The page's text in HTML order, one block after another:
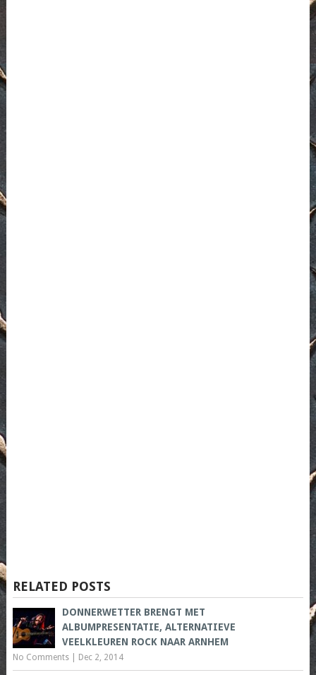
RELATED POSTS
DONNERWETTER BRENGT MET
ALBUMPRESENTATIE, ALTERNATIEVE
VEELKLEUREN ROCK NAAR ARNHEM
No Comments| Dec 2, 2014